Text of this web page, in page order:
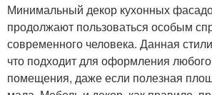
Минимальный декор кухонных
продолжают пользоваться особым
современного человека. Данная
что подходит для оформления
помещения, даже если полезная